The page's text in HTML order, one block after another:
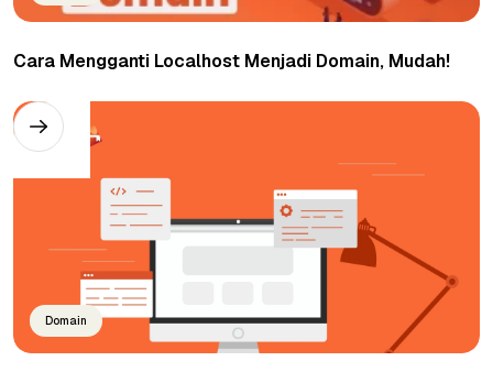
Cara Mengganti Localhost Menjadi Domain, Mudah!
Domain